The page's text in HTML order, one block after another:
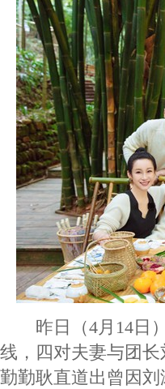
昨日（4月14日）
线，四对夫妻与团
勤勤耿直道出曾因